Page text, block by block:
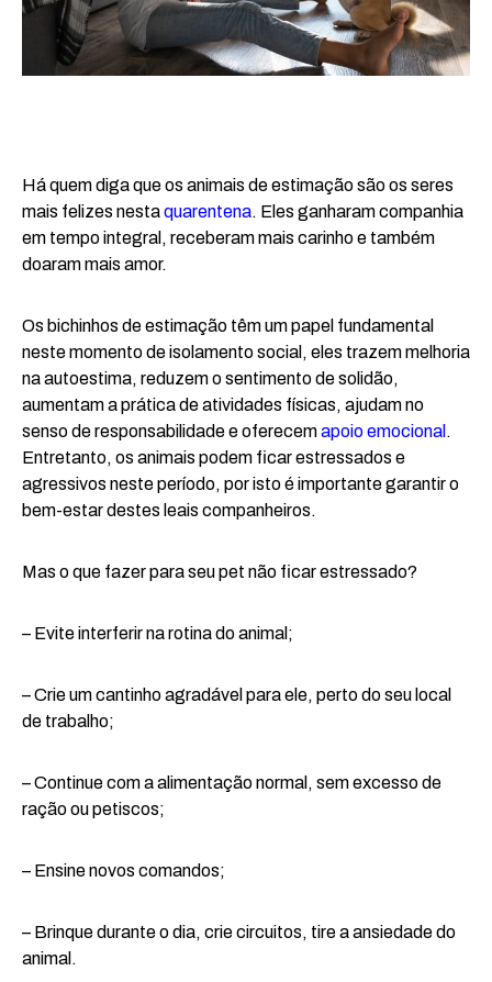
Há quem diga que os animais de estimação são os seres
mais felizes nestaquarentena. Eles ganharam companhia
em tempo integral, receberam mais carinho e também
doaram mais amor.
Os bichinhos de estimação têm um papel fundamental
neste momento de isolamento social, eles trazem melhoria
na autoestima, reduzem o sentimento de solidão,
aumentam a prática de atividades físicas, ajudam no
senso de responsabilidade e oferecemapoio emocional .
Entretanto, os animais podem ficar estressados e
agressivos neste período, por isto é importante garantir o
bem-estar destes leais companheiros.
Mas o que fazer para seu pet não ficar estressado?
– Evite interferir na rotina do animal;
– Crie um cantinho agradável para ele, perto do seu local
de trabalho;
– Continue com a alimentação normal, sem excesso de
ração ou petiscos;
– Ensine novos comandos;
– Brinque durante o dia, crie circuitos, tire a ansiedade do
animal.